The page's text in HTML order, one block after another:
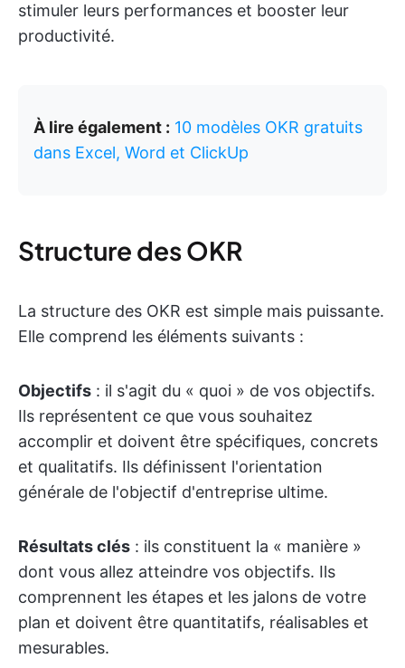
stimuler leurs performances et booster leur
productivité.
À lire également : 10 modèles OKR gratuits
dans Excel, Word et ClickUp
Structure des OKR
La structure des OKR est simple mais puissante.
Elle comprend les éléments suivants :
Objectifs : il s'agit du « quoi » de vos objectifs.
Ils représentent ce que vous souhaitez
accomplir et doivent être spécifiques, concrets
et qualitatifs. Ils définissent l'orientation
générale de l'objectif d'entreprise ultime.
Résultats clés : ils constituent la « manière »
dont vous allez atteindre vos objectifs. Ils
comprennent les étapes et les jalons de votre
plan et doivent être quantitatifs, réalisables et
mesurables.